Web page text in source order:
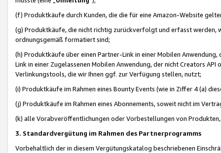
(f) Produktkäufe durch Kunden, die die für eine Amazon-Website
(g) Produktkäufe, die nicht richtig zurückverfolgt und erfasst werden,
ordnungsgemäß formatiert sind;
(h) Produktkäufe über einen Partner-Link in einer Mobilen
Link in einer Zugelassenen Mobilen Anwendung, der nicht Creators
Verlinkungstools, die wir Ihnen ggf. zur Verfügung stellen, nutzt;
(i) Produktkäufe im Rahmen eines Bounty Events (wie in Ziffer 4 (a)
(j) Produktkäufe im Rahmen eines Abonnements, soweit nicht im
(k) alle Vorabveröffentlichungen oder Vorbestellungen von
3. Standardvergütung im Rahmen des Partnerprogramms
Vorbehaltlich der in diesem Vergütungskatalog beschriebenen